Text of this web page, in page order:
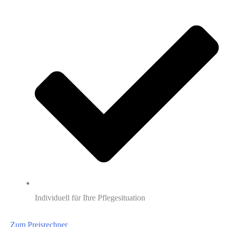
Individuell für Ihre Pflegesituation
Zum Preisrechner